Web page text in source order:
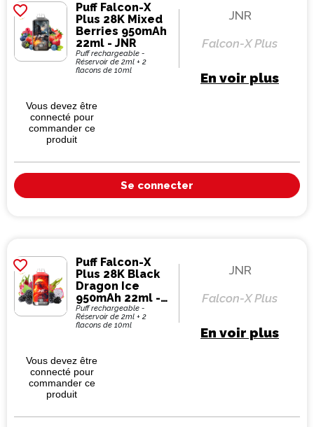
favorite_border
Puff Falcon-X
Plus 28K Mixed
Berries 950mAh
22ml - JNR
Puff rechargeable -
Réservoir de 2ml + 2
flacons de 10ml
JNR
Falcon-X Plus
En voir plus
Vous devez être
connecté pour
commander ce
produit
Se connecter
favorite_border
Puff Falcon-X
Plus 28K Black
Dragon Ice
950mAh 22ml -
JNR
Puff rechargeable -
Réservoir de 2ml + 2
flacons de 10ml
JNR
Falcon-X Plus
En voir plus
Vous devez être
connecté pour
commander ce
produit